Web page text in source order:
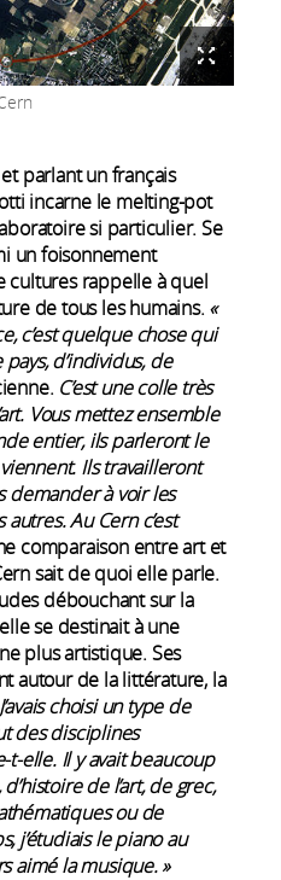
parlant un français
incarne le melting-pot
si particulier. Se
un foisonnement
cultures rappelle à quel
de tous les humains. «
c’est quelque chose qui
d’individus, de
C’est une colle très
Vous mettez ensemble
entier, ils parleront le
Ils travailleront
demander à voir les
Au Cern c’est
comparaison entre art et
sait de quoi elle parle.
débouchant sur la
se destinait à une
plus artistique. Ses
autour de la littérature, la
choisi un type de
des disciplines
t-elle. Il y avait beaucoup
de l’art, de grec,
ou de
j’étudiais le piano au
aimé la musique. »